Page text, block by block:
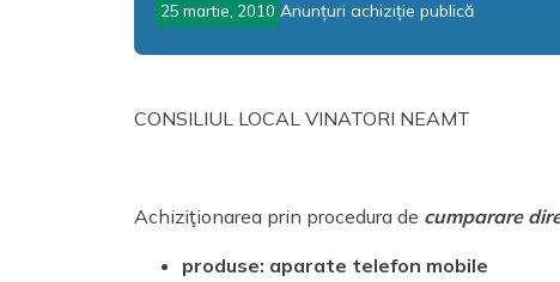
25 martie, 2010 Anunțuri achiziție publică
CONSILIUL LOCAL VINATORI NEAMT
Achiziţionarea prin procedura de cumparare
produse: aparate telefon mobile